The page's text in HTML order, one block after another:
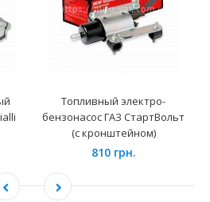
Топливный электро-
бензонасос ГАЗ СтартВольт
(с кронштейном)
810 грн.